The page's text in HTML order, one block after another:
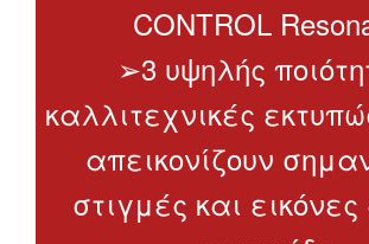
CONTROL
➢3 υψηλής
καλλιτεχνικές
απεικονίζουν
στιγμές και